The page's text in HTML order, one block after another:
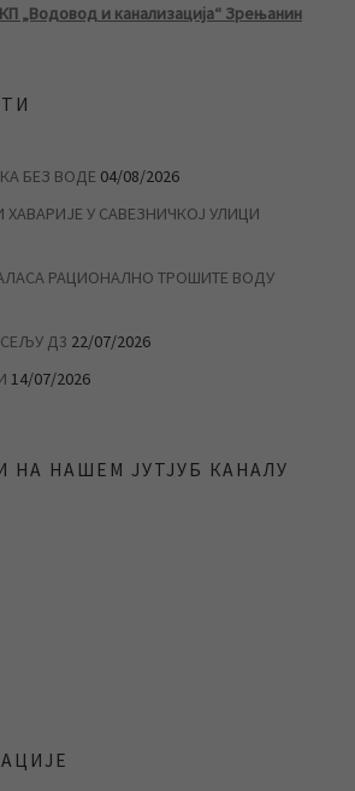
„Водовод и канализација“ Зрењанин
БЕЗ ВОДЕ 04/08/2026
У САВЕЗНИЧКОЈ УЛИЦИ
РАЦИОНАЛНО ТРОШИТЕ ВОДУ
Д3 22/07/2026
14/07/2026
НА НАШЕМ ЈУТЈУБ КАНАЛУ